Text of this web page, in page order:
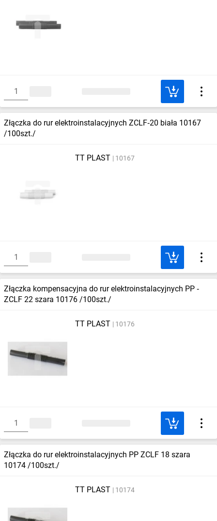
Złączka do rur elektroinstalacyjnych ZCLF‑20 biała 10167
/100szt./
TT PLAST 10167
Złączka kompensacyjna do rur elektroinstalacyjnych PP ‑
ZCLF 22 szara 10176 /100szt./
TT PLAST 10176
Złączka do rur elektroinstalacyjnych PP ZCLF 18 szara
10174 /100szt./
TT PLAST 10174